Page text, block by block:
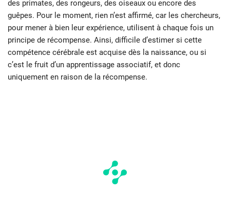
des primates, des rongeurs, des oiseaux ou encore des
guêpes. Pour le moment, rien n’est affirmé, car les chercheurs,
pour mener à bien leur expérience, utilisent à chaque fois un
principe de récompense. Ainsi, difficile d’estimer si cette
compétence cérébrale est acquise dès la naissance, ou si
c’est le fruit d’un apprentissage associatif, et donc
uniquement en raison de la récompense.